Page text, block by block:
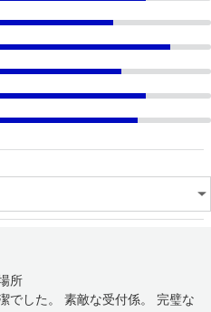
所
でした。 素敵な受付係。 完璧な